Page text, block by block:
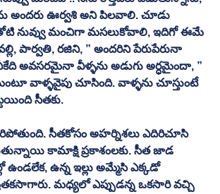
అందరు ఊర్వశి అని పిలవాలి. చూడు
నువ్వు మంచిగా మసలుకోవాలి, ఇదిగో ఈమే
పార్వతి, రజిని, ” అందరిని పేరుపేరునా
అవసరమైనా వీళ్ళను అడుగు అర్ధమైందా, ”
వాళ్ళవైపు చూసింది. వాళ్ళను చూస్తుంటే
సీతకు.
సీతకోసం అహర్నిశలు ఎదిరిచూసి
కామాక్షి ప్రకాశంలకు. సీత జాడ
ఉన్న ఇల్లు అమ్మేసి ఎక్కడో
మధ్యలో ఎప్పుడన్న ఒకసారి వచ్చి